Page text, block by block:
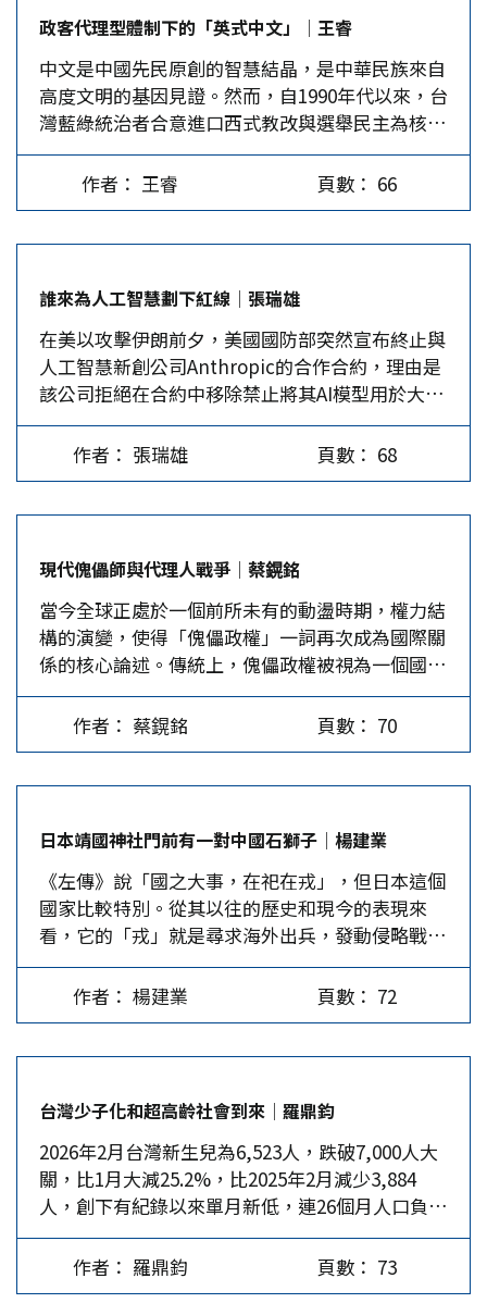
意義。 對於「十五五」規劃，習近平重點關注的
是新質生產力。根據「十五五」規劃綱要草案，未
來五年大陸將圍繞產業基礎能力和競爭力提升、新
產業新賽道培育發展、前沿科技攻關、創新基礎能
力提升等維度，實施28項工程。習近平指出：「完
成十五五經濟社會發展目標任務……不能光看國內
生產總值增長，現在增長的是硬實力，追求的是發
展新質生產力。經過不斷轉型升級、提質換代，一
主？ 全過程人民民主是社會主義民主政治的本質
屬性，將民主選舉、民主協商、民主決策、民主管
理、民主監督五項權利融為一體，使人民當家作主
不僅體現於投票時刻，更落實在日常政治生活中。
這一制度設計堅持黨的領導、人民主體地位與依法
治國相統一，讓民主從抽象的價值理念轉化為具體
的治理效能，在解決人民群眾急難愁盼問題中達成
程序與實質的統一。全國兩會就是凝聚共識的過
舉體現人民民主 從城鄉選舉權比例的調整，到代
表構成的廣泛覆蓋，中國選舉制度的發展歷程，體
現了全過程人民民主的平等性與真實性。新中國成
立以來，選舉法適時修訂，城鄉人口選舉比例從
1953年的8：1到1995年4：1，再到2010年1：1的
「同票同權」，以法律形式確立了選舉權的完全平
等。在這一制度框架下，14億多人口通過逐級投
票、自下而上的普遍選舉，構建起完整的民主鏈
成，夯實了基層治理的民意基礎。…
政客代理型體制下的「英式中文」│王睿
中文是中國先民原創的智慧結晶，是中華民族來自
高度文明的基因見證。然而，自1990年代以來，台
灣藍綠統治者合意進口西式教改與選舉民主為核心
的政客代理制，實現了台灣版的「脫亞入歐」與
「全盤西化」，中文在島上已經發生異化。 語文
差異表現文明差異 中國融合型文明發展模式的生
焦慮是權力濫用，因此偏好分權、契約和權利防
禦。5000年與500年的文明差異體現在語文差異：
中文是獨立語系，是高度整合性、集中性、內斂
性，重視結果的語文；英文是屈折語，是高度發散
性、補充性、例外性，重視過程的語文。 中文的
模塊化組合與整體性思維指向意合，較適合承載集
體主義演化論的家長責任型體制；英文的屈折式變
位與線性式思維指向形合，則適合承載個體主義契
家驚嘆於中國的影響力，造成諸多「中式英文」的
現象時，卻不知道「英式中文」在台灣別開生面。
蔣萬安接受《中國時報》專訪時，自認「我是台灣
人，是中華民國國民」。身為美國執業律師，他閃
避或否認中國人身分，因為「我是中國人」屬於單
一判斷句，不並列、不補充、不加條件，無前提，
是高度閉環的句法。在文明涵義上，「我是中國
人」不是單純的國籍或身分標籤，而是歷史共同
作者： 王睿 頁數： 66
誰來為人工智慧劃下紅線│張瑞雄
在美以攻擊伊朗前夕，美國國防部突然宣布終止與
人工智慧新創公司Anthropic的合作合約，理由是
該公司拒絕在合約中移除禁止將其AI模型用於大規
模國內監控及全自主致命武器的條款。國防部長赫
格塞斯不僅取消了這份價值兩億美元的合約，更進
一步將Anthropic列為「供應鏈風險」，下令所有
意都有人做。OpenAI的執行長奧特曼（Sam
Altman）搶在煙硝散去前，與五角大廈敲定了一
份新協議，允許美軍在「任何合法目的」下使用
ChatGPT。在美國朝伊朗發動空襲的前後幾小時
內，這場科技公司與政府之間的角力，已從矽谷的
商業糾紛，演變為一場事關民主、倫理與權力的深
刻辯論。 AI倫理的拉鋸 這場風波的表面是兩間AI
公司在面對同一個客戶時，所做出的截然不同選
脅。OpenAI則選擇了一條更具彈性的路線，以遵
守現行法律為前提換取合作，在商業利益與道德聲
譽之間尋求平衡。兩種路線都有其邏輯，也都留下
了難以消除的疑問。…
作者： 張瑞雄 頁數： 68
現代傀儡師與代理人戰爭│蔡鎤銘
當今全球正處於一個前所未有的動盪時期，權力結
構的演變，使得「傀儡政權」一詞再次成為國際關
係的核心論述。傳統上，傀儡政權被視為一個國家
受到另一個更強大勢力的直接或間接控制，其政府
雖然名義上擁有主權，實際上卻必須聽命於幕後操
縱者。這種權力不對稱的現象，在現代地緣政治中
複雜博弈中。 根據GZERO Daily2月18日的文章顯
示，歐亞集團總裁布雷默（Ian Bremmer）指
出，現代傀儡師擅長運用非對稱手段，將脆弱國家
轉化為實現戰略目標的工具。此外，Drop Site…
作者： 蔡鎤銘 頁數： 70
日本靖國神社門前有一對中國石獅子│楊建業
《左傳》說「國之大事，在祀在戎」，但日本這個
國家比較特別。從其以往的歷史和現今的表現來
看，它的「戎」就是尋求海外出兵，發動侵略戰
爭；它的「祀」就是祭奠侵略戰爭中死去的日本軍
人，以及被國際法庭絞決的甲級戰犯。更特別的
是，日本祀和戎還呈現了政（軍）教合一的危險趨
政客們每年必去參拜靖國神社，表明他們對二戰時
所犯的反人類罪行堅決不懺悔，誓將為軍國主義亡
靈的招魂進行到底。這不意外，如果日本不如此
做，那就不是日本了。 與日本剛好相反，德國通
過建立如紐倫堡審判紀念館等機構，以展覽、視覺
和教育專案的方式，向民眾系統化地呈現納粹罪行
與審判過程，加深德國人民對納粹罪行的歷史記
憶。最近德國還承諾要在柏林再新建一座紀念碑，
作者： 楊建業 頁數： 72
台灣少子化和超高齡社會到來│羅鼎鈞
2026年2月台灣新生兒為6,523人，跌破7,000人大
關，比1月大減25.2%，比2025年2月減少3,884
人，創下有紀錄以來單月新低，連26個月人口負成
長。其實，台灣在2025年就已成為聯合國定義的
「超老齡化社會」，即每5個台灣人中就有一位65
歲以上的老人。 台灣曾憑藉人口紅利在二戰後嬰
作者： 羅鼎鈞 頁數： 73